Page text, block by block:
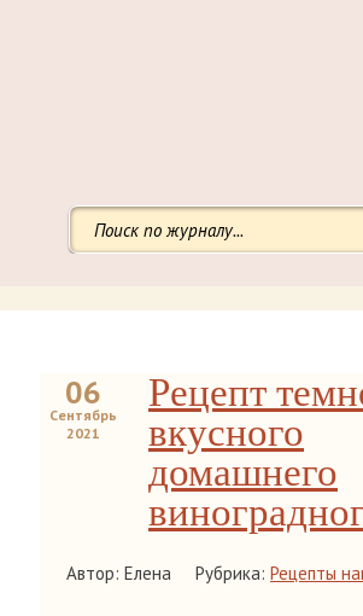
06
Сентябрь
2021
Рецепт
вкусного
домашнего
Автор: Елена Рубрика: Рецепты